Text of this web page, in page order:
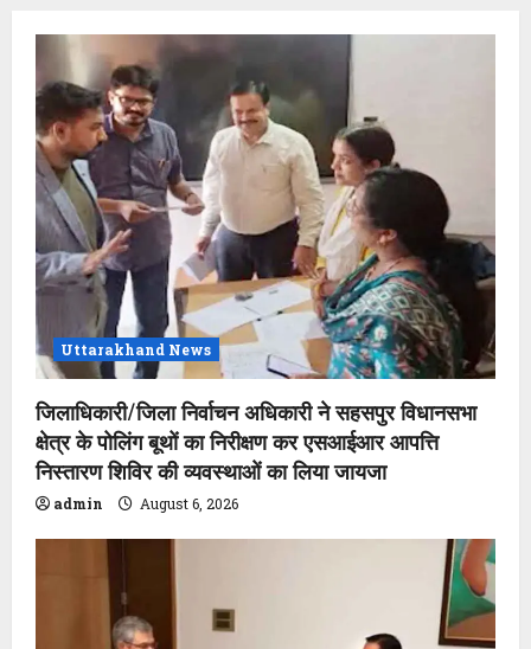
Uttarakhand News
जिलाधिकारी/जिला निर्वाचन अधिकारी ने सहसपुर विधानसभा
क्षेत्र के पोलिंग बूथों का निरीक्षण कर एसआईआर आपत्ति
निस्तारण शिविर की व्यवस्थाओं का लिया जायजा
admin August 6, 2026